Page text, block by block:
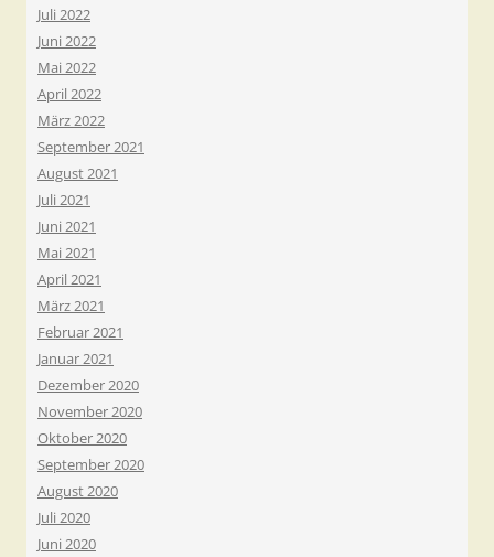
Juli 2022
Juni 2022
Mai 2022
April 2022
März 2022
September 2021
August 2021
Juli 2021
Juni 2021
Mai 2021
April 2021
März 2021
Februar 2021
Januar 2021
Dezember 2020
November 2020
Oktober 2020
September 2020
August 2020
Juli 2020
Juni 2020